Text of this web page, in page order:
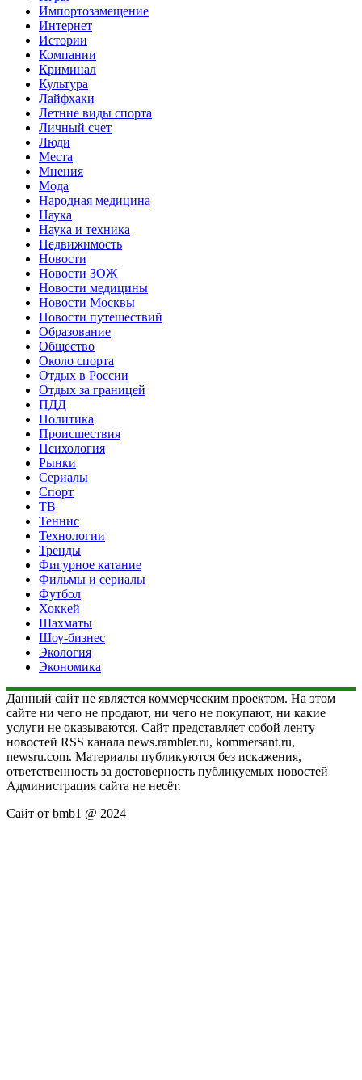
Импортозамещение
Интернет
Истории
Компании
Криминал
Культура
Лайфхаки
Летние виды спорта
Личный счет
Люди
Места
Мнения
Мода
Народная медицина
Наука
Наука и техника
Недвижимость
Новости
Новости ЗОЖ
Новости медицины
Новости Москвы
Новости путешествий
Образование
Общество
Около спорта
Отдых в России
Отдых за границей
ПДД
Политика
Происшествия
Психология
Рынки
Сериалы
Спорт
ТВ
Теннис
Технологии
Тренды
Фигурное катание
Фильмы и сериалы
Футбол
Хоккей
Шахматы
Шоу-бизнес
Экология
Экономика
Данный сайт не является коммерческим проектом. На этом
сайте ни чего не продают, ни чего не покупают, ни какие
услуги не оказываются. Сайт представляет собой ленту
новостей RSS канала news.rambler.ru, kommersant.ru,
newsru.com. Материалы публикуются без искажения,
ответственность за достоверность публикуемых новостей
Администрация сайта не несёт.
Сайт от bmb1 @ 2024